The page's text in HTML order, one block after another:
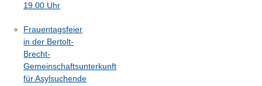
19.00 Uhr
Frauentagsfeier
in der Bertolt-
Brecht-
Gemeinschaftsunterkunft
für Asylsuchende